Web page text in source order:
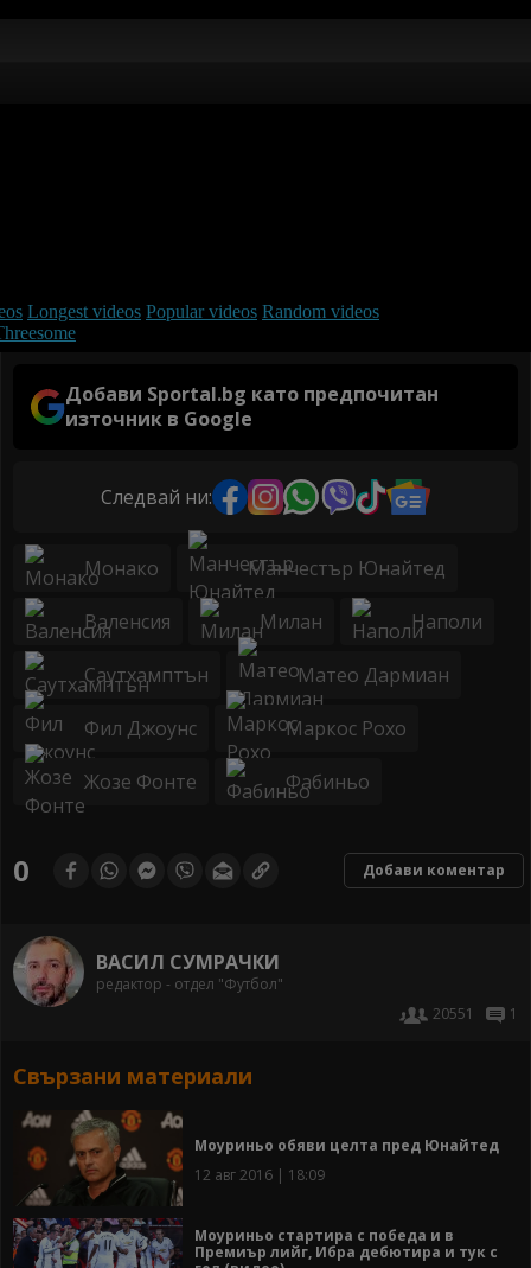
Добави Sportal.bg като предпочитан
източник в Google
Следвай ни:
Монако Манчестър Юнайтед
Валенсия Милан Наполи
Саутхамптън Матео Дармиан
Фил Джоунс Маркос Рохо
Жозе Фонте Фабиньо
0 Добави коментар
ВАСИЛ СУМРАЧКИ
редактор - отдел "Футбол"
20551
1
Свързани материали
Моуриньо обяви целта пред Юнайтед
12 авг 2016 | 18:09
Моуриньо стартира с победа и в
Премиър лийг, Ибра дебютира и тук с